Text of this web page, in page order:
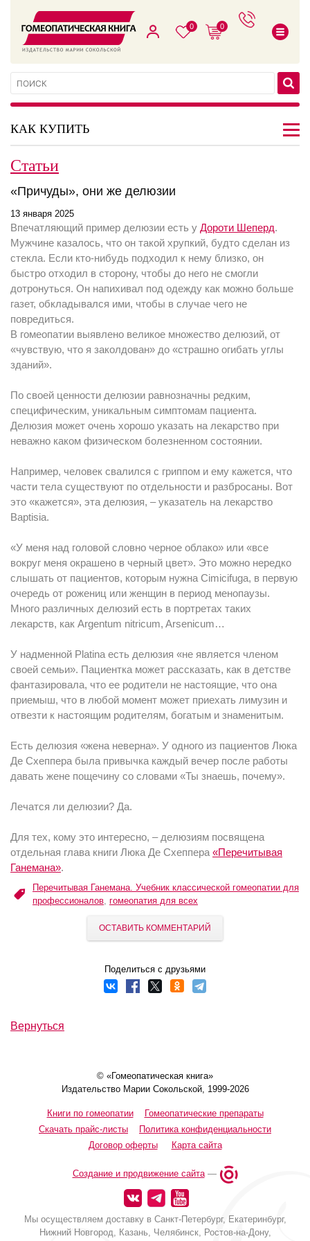
0 0
КАК КУПИТЬ
Статьи
«Причуды», они же делюзии
13 января 2025
Впечатляющий пример делюзии есть у Дороти Шеперд.
Мужчине казалось, что он такой хрупкий, будто сделан из
стекла. Если кто-нибудь подходил к нему близко, он
быстро отходил в сторону, чтобы до него не смогли
дотронуться. Он напихивал под одежду как можно больше
газет, обкладывался ими, чтобы в случае чего не
повредиться.
В гомеопатии выявлено великое множество делюзий, от
«чувствую, что я заколдован» до «страшно огибать углы
зданий».
По своей ценности делюзии равнозначны редким,
специфическим, уникальным симптомам пациента.
Делюзия может очень хорошо указать на лекарство при
неважно каком физическом болезненном состоянии.
Например, человек свалился с гриппом и ему кажется, что
части тела существуют по отдельности и разбросаны. Вот
это «кажется», эта делюзия, – указатель на лекарство
Baptisia.
«У меня над головой словно черное облако» или «все
вокруг меня окрашено в черный цвет». Это можно нередко
слышать от пациентов, которым нужна Cimicifuga, в первую
очередь от рожениц или женщин в период менопаузы.
Много различных делюзий есть в портретах таких
лекарств, как Argentum nitricum, Arsenicum…
У надменной Platina есть делюзия «не является членом
своей семьи». Пациентка может рассказать, как в детстве
фантазировала, что ее родители не настоящие, что она
приемыш, что в любой момент может приехать лимузин и
отвезти к настоящим родителям, богатым и знаменитым.
Есть делюзия «жена неверна». У одного из пациентов Люка
Де Схеппера была привычка каждый вечер после работы
давать жене пощечину со словами «Ты знаешь, почему».
Лечатся ли делюзии? Да.
Для тех, кому это интересно, – делюзиям посвящена
отдельная глава книги Люка Де Схеппера «Перечитывая
Ганемана».
Перечитывая Ганемана. Учебник классической гомеопатии для
профессионалов, гомеопатия для всех
ОСТАВИТЬ КОММЕНТАРИЙ
Поделиться с друзьями
Вернуться
© «Гомеопатическая книга»
Издательство Марии Сокольской, 1999-2026
Книги по гомеопатии
Гомеопатические препараты
Скачать прайс-листы
Политика конфиденциальности
Договор оферты
Карта сайта
Создание и продвижение сайта—
Мы осуществляем доставку в Санкт-Петербург, Екатеринбург,
Нижний Новгород, Казань, Челябинск, Ростов-на-Дону,